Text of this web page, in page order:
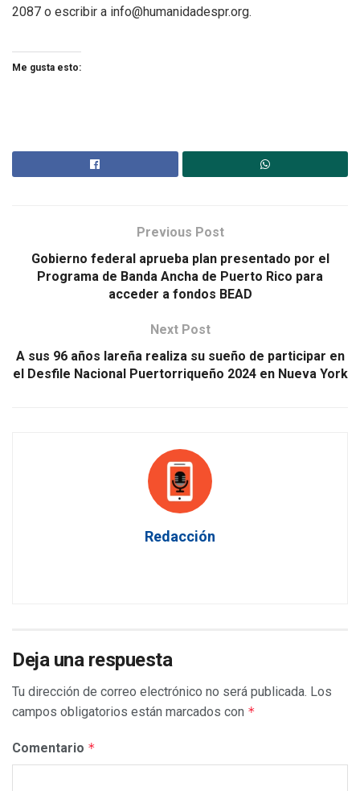
2087 o escribir a info@humanidadespr.org.
Me gusta esto:
Previous Post
Gobierno federal aprueba plan presentado por el
Programa de Banda Ancha de Puerto Rico para
acceder a fondos BEAD
Next Post
A sus 96 años lareña realiza su sueño de participar en
el Desfile Nacional Puertorriqueño 2024 en Nueva York
Redacción
Deja una respuesta
Tu dirección de correo electrónico no será publicada. Los
campos obligatorios están marcados con *
Comentario *